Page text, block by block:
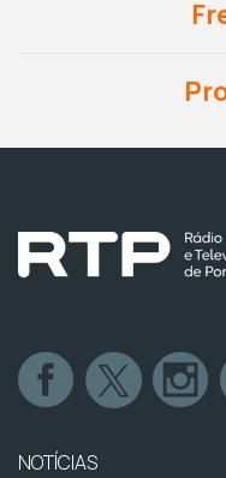
NOTÍCIAS